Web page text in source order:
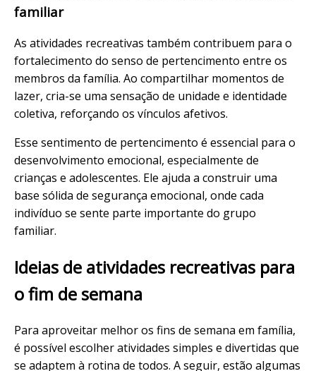
familiar
As atividades recreativas também contribuem para o
fortalecimento do senso de pertencimento entre os
membros da família. Ao compartilhar momentos de
lazer, cria-se uma sensação de unidade e identidade
coletiva, reforçando os vínculos afetivos.
Esse sentimento de pertencimento é essencial para o
desenvolvimento emocional, especialmente de
crianças e adolescentes. Ele ajuda a construir uma
base sólida de segurança emocional, onde cada
indivíduo se sente parte importante do grupo
familiar.
Ideias de atividades recreativas para
o fim de semana
Para aproveitar melhor os fins de semana em família,
é possível escolher atividades simples e divertidas que
se adaptem à rotina de todos. A seguir, estão algumas